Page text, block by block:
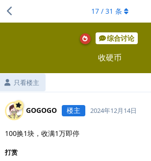
综合讨论
收硬币
只看楼主
17 / 31 条
GOGOGO 楼主 2024年12月14日
100换1块，收满1万即停
打赏